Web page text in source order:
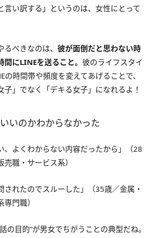
言い訳する」というのは、女性にとって
べきなのは、 彼が面倒だと思わない時
にLINEを送ること。 彼のライフスタイ
の時間帯や頻度を変えてあげることで、
子」でなく「デキる女子」になれるよ！
いのかわからなかった
、よくわからない内容だったから」（28
職・サービス系）
されたのでスルーした」（35歳／金属・
門職）
の目的”が男女でちがうことの典型だね。